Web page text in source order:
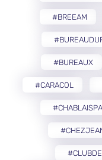
#BREEAM
#BUREAUX
#CARACOL